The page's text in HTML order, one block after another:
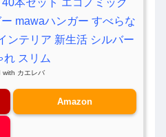
mawaハンガー すべらな
ンテリア 新生活 シルバー
れ スリム
with カエレバ
Amazon